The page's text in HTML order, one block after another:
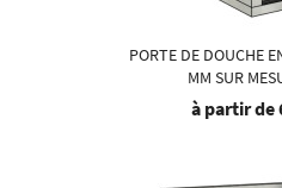
PORTE DE DOUCHE
MM SUR
à partir de